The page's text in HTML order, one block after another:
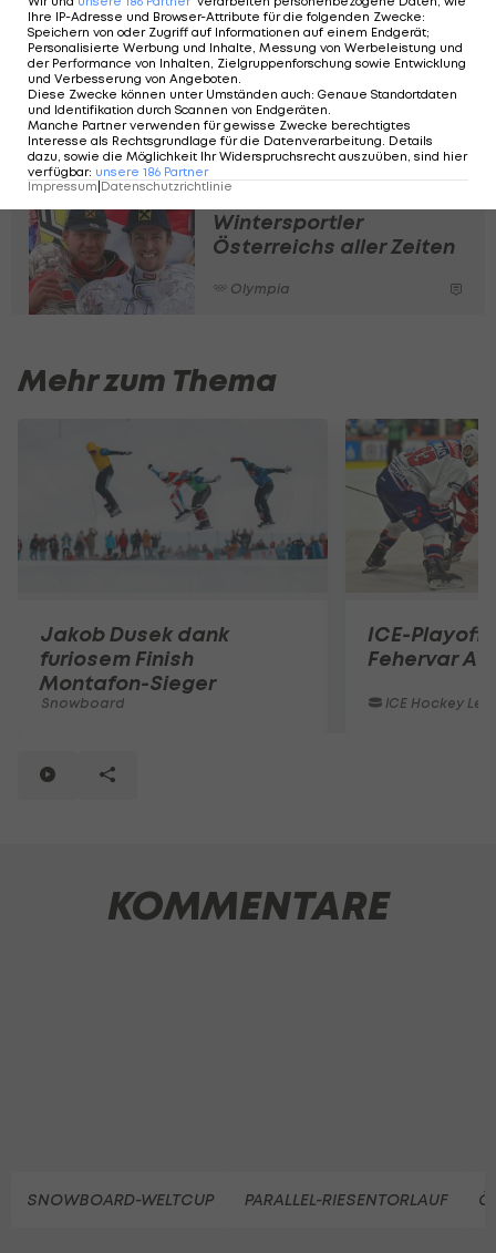
Österreicherin im Viertelfinale.
Das Weltcupfinale steigt am kommenden
Wochenende mit Parallel-Slalom- und Team-
Bewerben in Winterberg.
Die 30 besten
Wintersportler
Österreichs aller Zeiten
Olympia
Mehr zum Thema
Jakob Dusek dank
furiosem Finish
Montafon-Sieger
Snowboard
ICE-Playoffs
Fehervar
ICE Hockey
KOMMENTARE
SNOWBOARD-WELTCUP PARALLEL-RIESENTORLAUF
Ihre IP-Adresse und Browser-Attribute für die folgenden Zwecke:
Speichern von oder Zugriff auf Informationen auf einem Endgerät;
Personalisierte Werbung und Inhalte, Messung von Werbeleistung und
der Performance von Inhalten, Zielgruppenforschung sowie Entwicklung
und Verbesserung von Angeboten
Diese Zwecke können unter Umständen auch: Genaue Standortdaten
und Identifikation durch Scannen von Endgeräten
Manche Partner verwenden für gewisse Zwecke berechtigtes
Interesse als Rechtsgrundlage für die Datenverarbeitung. Details
dazu, sowie die Möglichkeit Ihr Widerspruchsrecht auszuüben, sind hier
verfügbar: unsere 186 Partner
Impressum|Datenschutzrichtlinie